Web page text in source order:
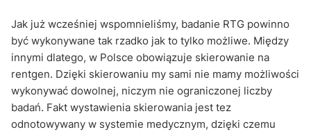
Jak już wcześniej wspomnieliśmy, badanie RTG powinno
być wykonywane tak rzadko jak to tylko możliwe. Między
innymi dlatego, w Polsce obowiązuje skierowanie na
rentgen. Dzięki skierowaniu my sami nie mamy możliwości
wykonywać dowolnej, niczym nie ograniczonej liczby
badań. Fakt wystawienia skierowania jest tez
odnotowywany w systemie medycznym, dzięki czemu